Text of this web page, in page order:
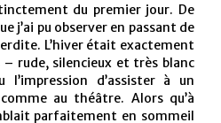
du premier jour. De
j’ai pu observer en passant de
L’hiver était exactement
rude, silencieux et très blanc
d’assister à un
au théâtre. Alors qu’à
parfaitement en sommeil